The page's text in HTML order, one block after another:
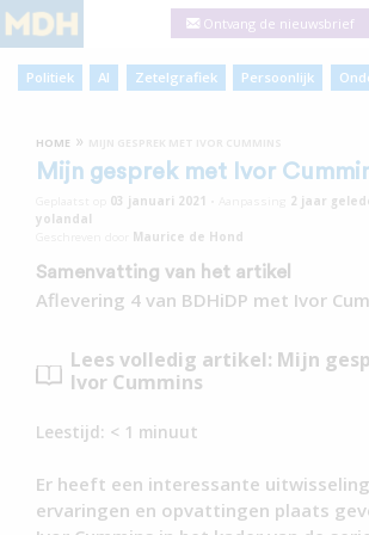
Ontvang de nieuwsbrief
Politiek AI Zetelgrafiek Persoonlijk
HOME »
Mijn gesprek met Ivor
03 januari 2021 2 jaar
yolandal
Maurice de Hond
Samenvatting van het artikel
Aflevering 4 van BDHiDP met Ivor
Lees volledig artikel: Mijn
Ivor Cummins
Leestijd: < 1 minuut
Er heeft een interessante
ervaringen en opvattingen plaats